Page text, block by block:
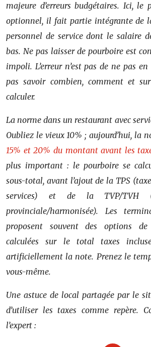
majeure d’erreurs budgétaires. Ici, le
optionnel, il fait partie intégrante de
personnel de service dont le salaire
bas. Ne pas laisser de pourboire est
impoli. L’erreur n’est pas de ne pas
pas savoir combien, comment et
calculer.
La norme dans un restaurant avec
Oubliez le vieux 10% ; aujourd’hui, la
15% et 20% du montant avant les
plus important : le pourboire se
sous-total, avant l’ajout de la TPS
services) et de la TVP/TVH
provinciale/harmonisée). Les
proposent souvent des options de
calculées sur le total taxes
artificiellement la note. Prenez le
vous-même.
Une astuce de local partagée par le
d’utiliser les taxes comme repère.
l’expert :